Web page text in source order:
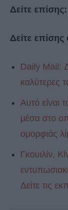
Δείτε επίσης:
Δείτε
Daily Mail:
καλύτερες
Αυτό είναι
μέσα στο
ομορφιάς
Γκουιλίν,
Δείτε τις